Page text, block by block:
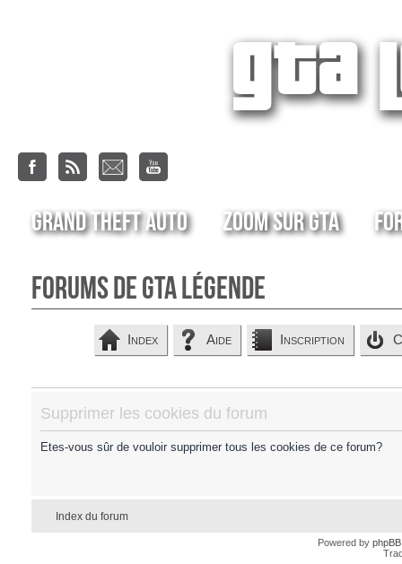
Grand Theft Auto Zoom sur GTA
Forums de GTA Légende
Index Aide Inscription
Supprimer les cookies du forum
Etes-vous sûr de vouloir supprimer tous les cookies de ce forum?
Index du forum
Powered by phpBB